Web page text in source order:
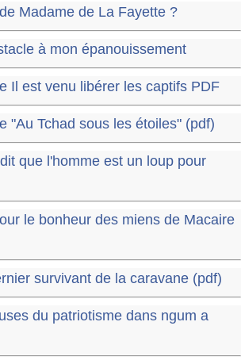
Madame de La Fayette ?
à mon épanouissement
Il est venu libérer les captifs PDF
"Au Tchad sous les étoiles" (pdf)
que l'homme est un loup pour
le bonheur des miens de Macaire
survivant de la caravane (pdf)
du patriotisme dans ngum a